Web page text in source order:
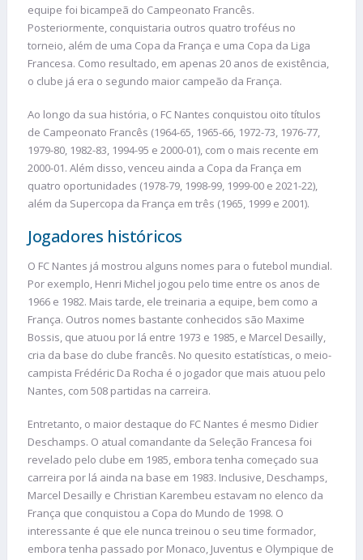
equipe foi bicampeã do Campeonato Francês.
Posteriormente, conquistaria outros quatro troféus no
torneio, além de uma Copa da França e uma Copa da Liga
Francesa. Como resultado, em apenas 20 anos de existência,
o clube já era o segundo maior campeão da França.
Ao longo da sua história, o FC Nantes conquistou oito títulos
de Campeonato Francês (1964-65, 1965-66, 1972-73, 1976-77,
1979-80, 1982-83, 1994-95 e 2000-01), com o mais recente em
2000-01. Além disso, venceu ainda a Copa da França em
quatro oportunidades (1978-79, 1998-99, 1999-00 e 2021-22),
além da Supercopa da França em três (1965, 1999 e 2001).
Jogadores históricos
O FC Nantes já mostrou alguns nomes para o futebol mundial.
Por exemplo, Henri Michel jogou pelo time entre os anos de
1966 e 1982. Mais tarde, ele treinaria a equipe, bem como a
França. Outros nomes bastante conhecidos são Maxime
Bossis, que atuou por lá entre 1973 e 1985, e Marcel Desailly,
cria da base do clube francês. No quesito estatísticas, o meio-
campista Frédéric Da Rocha é o jogador que mais atuou pelo
Nantes, com 508 partidas na carreira.
Entretanto, o maior destaque do FC Nantes é mesmo Didier
Deschamps. O atual comandante da Seleção Francesa foi
revelado pelo clube em 1985, embora tenha começado sua
carreira por lá ainda na base em 1983. Inclusive, Deschamps,
Marcel Desailly e Christian Karembeu estavam no elenco da
França que conquistou a Copa do Mundo de 1998. O
interessante é que ele nunca treinou o seu time formador,
embora tenha passado por Monaco, Juventus e Olympique de